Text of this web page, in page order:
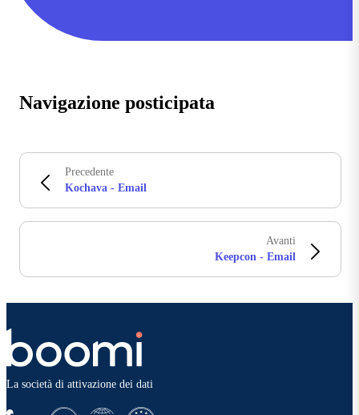
Navigazione posticipata
Precedente
Kochava - Email
Avanti
Keepcon - Email
La società di attivazione dei dati